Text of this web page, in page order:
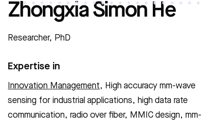
Zhongxia Simon He
Researcher, PhD
Expertise in
Innovation Management, High accuracy mm-wave
sensing for industrial applications, high data rate
communication, radio over fiber, MMIC design, mm-